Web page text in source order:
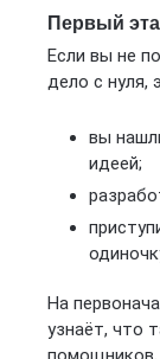
Первый
Если вы не
дело с нуля,
вы
идеей;
На
узнаёт, что